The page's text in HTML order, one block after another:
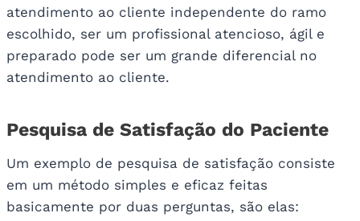
atendimento ao cliente independente do ramo
escolhido, ser um profissional atencioso, ágil e
preparado pode ser um grande diferencial no
atendimento ao cliente.
Pesquisa de Satisfação do Paciente
Um exemplo de pesquisa de satisfação consiste
em um método simples e eficaz feitas
basicamente por duas perguntas, são elas: